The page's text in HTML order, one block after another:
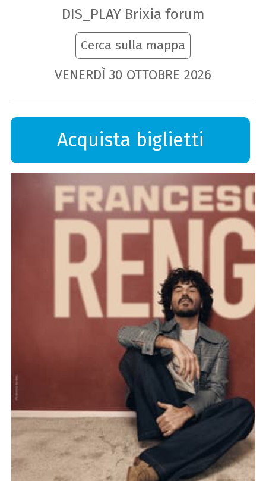
DIS_PLAY Brixia forum
Cerca sulla mappa
VENERDÌ 30 OTTOBRE 2026
Acquista biglietti